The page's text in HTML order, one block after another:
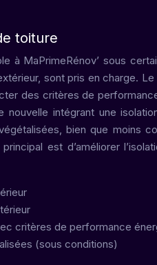
toiture
à MaPrimeRénov’ sous
sont pris en charge.
des critères de
nouvelle intégrant une
bien que moins
est d’améliorer
critères de performance
(sous conditions)